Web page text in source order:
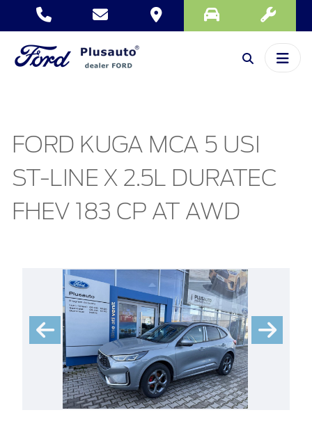
FORD KUGA MCA 5 USI
ST-LINE X 2.5L DURATEC
FHEV 183 CP AT AWD